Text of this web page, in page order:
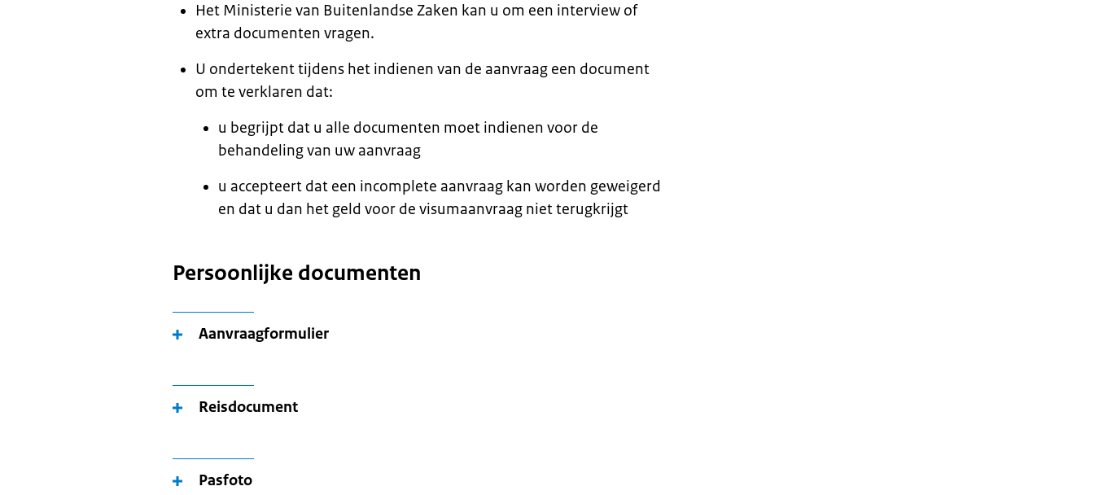
Het Ministerie van Buitenlandse Zaken kan u om een interview of
extra documenten vragen.
U ondertekent tijdens het indienen van de aanvraag een document
om te verklaren dat:
u begrijpt dat u alle documenten moet indienen voor de
behandeling van uw aanvraag
u accepteert dat een incomplete aanvraag kan worden geweigerd
en dat u dan het geld voor de visumaanvraag niet terugkrijgt
Persoonlijke documenten
Aanvraagformulier
Reisdocument
Pasfoto